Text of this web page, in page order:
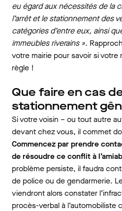
eu égard aux nécessités de la
l’arrêt et le stationnement des
catégories d’entre eux, ainsi
immeubles riverains ».
votre mairie pour savoir si votre
règle !
Que faire en cas
stationnement
Si votre voisin – ou tout autre
devant chez vous, il commet
Commencez par prendre
de résoudre ce conflit à
problème persiste, il faudra
de police ou de gendarmerie.
viendront alors constater
procès-verbal à l’automobiliste